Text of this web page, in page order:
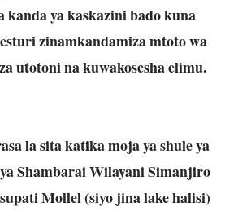
kanda ya kaskazini bado kuna
zinamkandamiza mtoto wa
utotoni na kuwakosesha elimu.
la sita katika moja ya shule ya
Shambarai Wilayani Simanjiro
Mollel (siyo jina lake halisi)